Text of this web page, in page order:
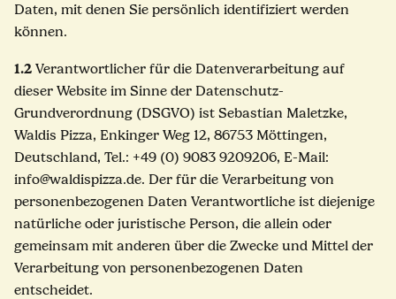
Daten, mit denen Sie persönlich identifiziert werden
können.
1.2 Verantwortlicher für die Datenverarbeitung auf
dieser Website im Sinne der Datenschutz-
Grundverordnung (DSGVO) ist Sebastian Maletzke,
Waldis Pizza, Enkinger Weg 12, 86753 Möttingen,
Deutschland, Tel.: +49 (0) 9083 9209206, E-Mail:
info@waldispizza.de. Der für die Verarbeitung von
personenbezogenen Daten Verantwortliche ist diejenige
natürliche oder juristische Person, die allein oder
gemeinsam mit anderen über die Zwecke und Mittel der
Verarbeitung von personenbezogenen Daten
entscheidet.